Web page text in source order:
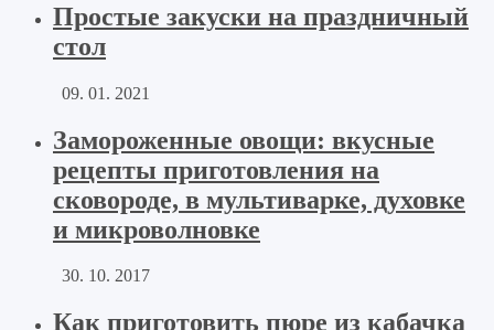
Простые закуски на праздничный
стол
09. 01. 2021
Замороженные овощи: вкусные
рецепты приготовления на
сковороде, в мультиварке, духовке
и микроволновке
30. 10. 2017
Как приготовить пюре из кабачка